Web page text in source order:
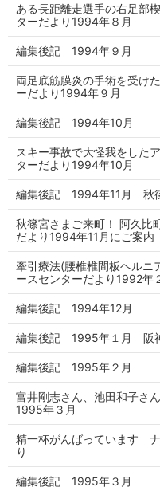
ある長距離走選手の右足部
ターだより1994年８月
編集後記 1994年９月
両足底筋膜炎の手術を受け
ーだより1994年９月
編集後記 1994年10月
スキー事故で大怪我をした
ターだより1994年10月
編集後記 1994年11月 秋
秋篠宮さまご来町！ 阿久
だより1994年11月にご案内
牽引療法(腰椎椎間板ヘル
ースセンターだより1992年
編集後記 1994年12月
編集後記 1995年１月 阪
編集後記 1995年２月
富井剛志さん、池田和子さ
1995年３月
精一杯がんばっています
り
編集後記 1995年３月